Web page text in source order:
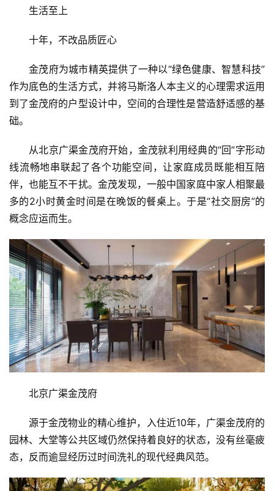
生活至上
十年，不改品质匠心
金茂府为城市精英提供了一种以“绿色健康、智慧科技”
作为底色的生活方式，并将马斯洛人本主义的心理需求运用
到了金茂府的户型设计中，空间的合理性是营造舒适感的基
础。
从北京广渠金茂府开始，金茂就利用经典的“回”字形动
线流畅地串联起了各个功能空间，让家庭成员既能相互陪
伴，也能互不干扰。金茂发现，一般中国家庭中家人相聚最
多的2小时黄金时间是在晚饭的餐桌上。于是“社交厨房”的
概念应运而生。
北京广渠金茂府
源于金茂物业的精心维护，入住近10年，广渠金茂府的
园林、大堂等公共区域仍然保持着良好的状态，没有丝毫疲
态，反而逾显经历过时间洗礼的现代经典风范。